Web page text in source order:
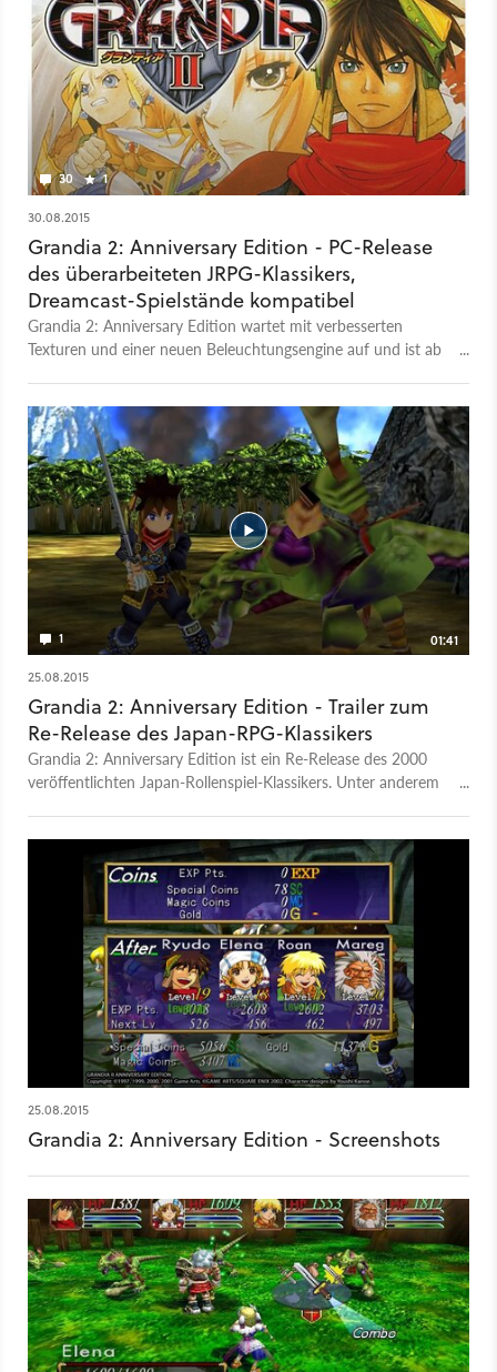
30 1
30.08.2015
Grandia 2: Anniversary Edition - PC-Release
des überarbeiteten JRPG-Klassikers,
Dreamcast-Spielstände kompatibel
Grandia 2: Anniversary Edition wartet mit verbesserten
Texturen und einer neuen Beleuchtungsengine auf und ist ab
Titels besitzen, kann man die Spielstände in die PC-Version
importieren.
1
01:41
25.08.2015
Grandia 2: Anniversary Edition - Trailer zum
Re-Release des Japan-RPG-Klassikers
Grandia 2: Anniversary Edition ist ein Re-Release des 2000
veröffentlichten Japan-Rollenspiel-Klassikers. Unter anderem
Verbesserungen liegen.
25.08.2015
Grandia 2: Anniversary Edition - Screenshots